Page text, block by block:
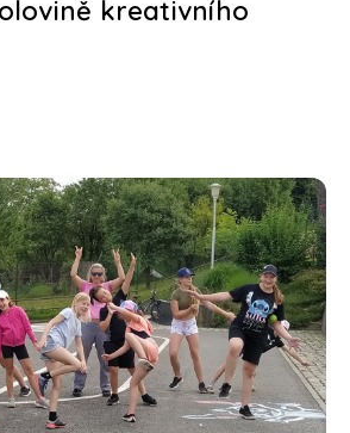
kreativního